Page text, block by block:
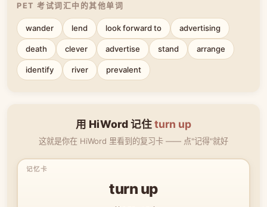
PET 考试词汇中的其他单词
wander lend look forward to advertising
death clever advertise stand arrange
identify river prevalent
用 HiWord 记住turn up
这就是你在 HiWord 里看到的复习卡 —— 点"记得"就好
turn up